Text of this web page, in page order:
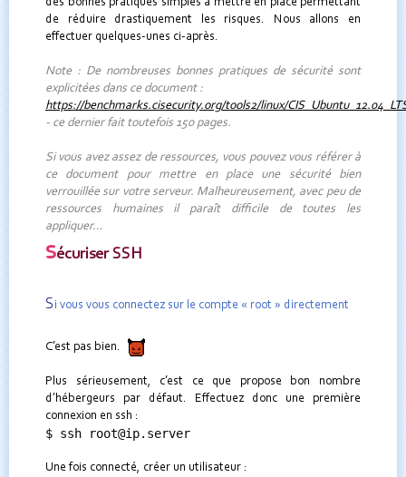
des bonnes pratiques simples à mettre en place permettant
de réduire drastiquement les risques. Nous allons en
effectuer quelques-unes ci-après.
Note : De nombreuses bonnes pratiques de sécurité sont
explicitées dans ce document :
https://benchmarks.cisecurity.org/tools2/linux/
- ce dernier fait toutefois 150 pages.
Si vous avez assez de ressources, vous pouvez vous référer à
ce document pour mettre en place une sécurité bien
verrouillée sur votre serveur. Malheureusement, avec peu de
ressources humaines il paraît difficile de toutes les
appliquer…
Sécuriser SSH
S i vous vous connectez sur le compte « root » directement
C’est pas bien.
Plus sérieusement, c’est ce que propose bon nombre
d’hébergeurs par défaut. Effectuez donc une première
connexion en ssh :
$ ssh root@ip.server
Une fois connecté, créer un utilisateur :